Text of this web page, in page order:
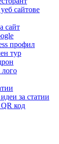
сайтове
сайт
профил
тур
лого
за статии
код